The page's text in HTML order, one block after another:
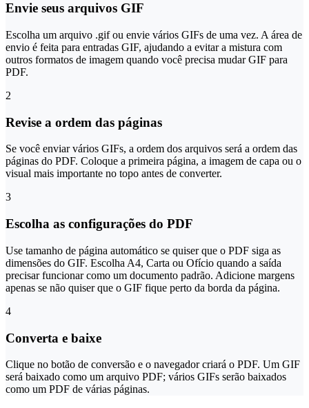
Envie seus arquivos GIF
Escolha um arquivo .gif ou envie vários GIFs de uma vez. A área de
envio é feita para entradas GIF, ajudando a evitar a mistura com
outros formatos de imagem quando você precisa mudar GIF para
PDF.
2
Revise a ordem das páginas
Se você enviar vários GIFs, a ordem dos arquivos será a ordem das
páginas do PDF. Coloque a primeira página, a imagem de capa ou o
visual mais importante no topo antes de converter.
3
Escolha as configurações do PDF
Use tamanho de página automático se quiser que o PDF siga as
dimensões do GIF. Escolha A4, Carta ou Ofício quando a saída
precisar funcionar como um documento padrão. Adicione margens
apenas se não quiser que o GIF fique perto da borda da página.
4
Converta e baixe
Clique no botão de conversão e o navegador criará o PDF. Um GIF
será baixado como um arquivo PDF; vários GIFs serão baixados
como um PDF de várias páginas.